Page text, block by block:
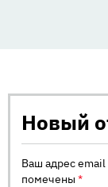
Новый
Ваш адрес email
помечены*